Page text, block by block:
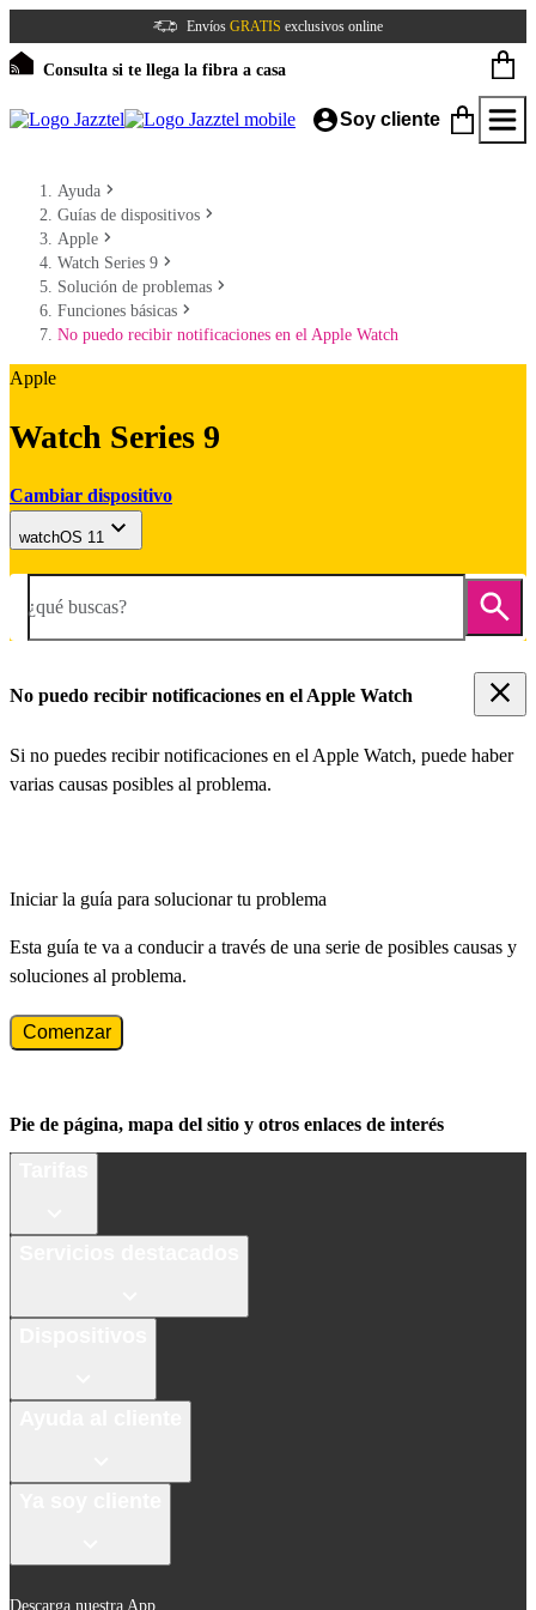
Envíos GRATIS exclusivos online
Consulta si te llega la fibra a casa
Soy cliente
Ayuda
Guías de dispositivos
Apple
Watch Series 9
Solución de problemas
Funciones básicas
No puedo recibir notificaciones en el Apple Watch
Apple
Watch Series 9
Cambiar dispositivo
watchOS 11
¿qué buscas?
No puedo recibir notificaciones en el Apple Watch
Si no puedes recibir notificaciones en el Apple Watch, puede haber
varias causas posibles al problema.
Iniciar la guía para solucionar tu problema
Esta guía te va a conducir a través de una serie de posibles causas y
soluciones al problema.
Comenzar
Pie de página, mapa del sitio y otros enlaces de interés
Descarga nuestra App